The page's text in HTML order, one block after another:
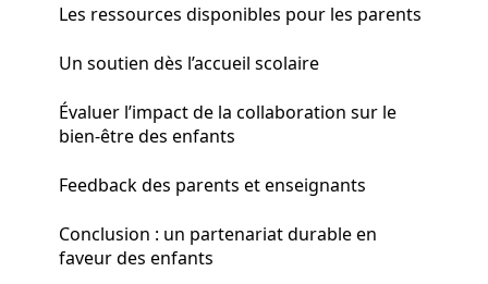
Les ressources disponibles pour les parents
Un soutien dès l’accueil scolaire
Évaluer l’impact de la collaboration sur le
bien-être des enfants
Feedback des parents et enseignants
Conclusion : un partenariat durable en
faveur des enfants